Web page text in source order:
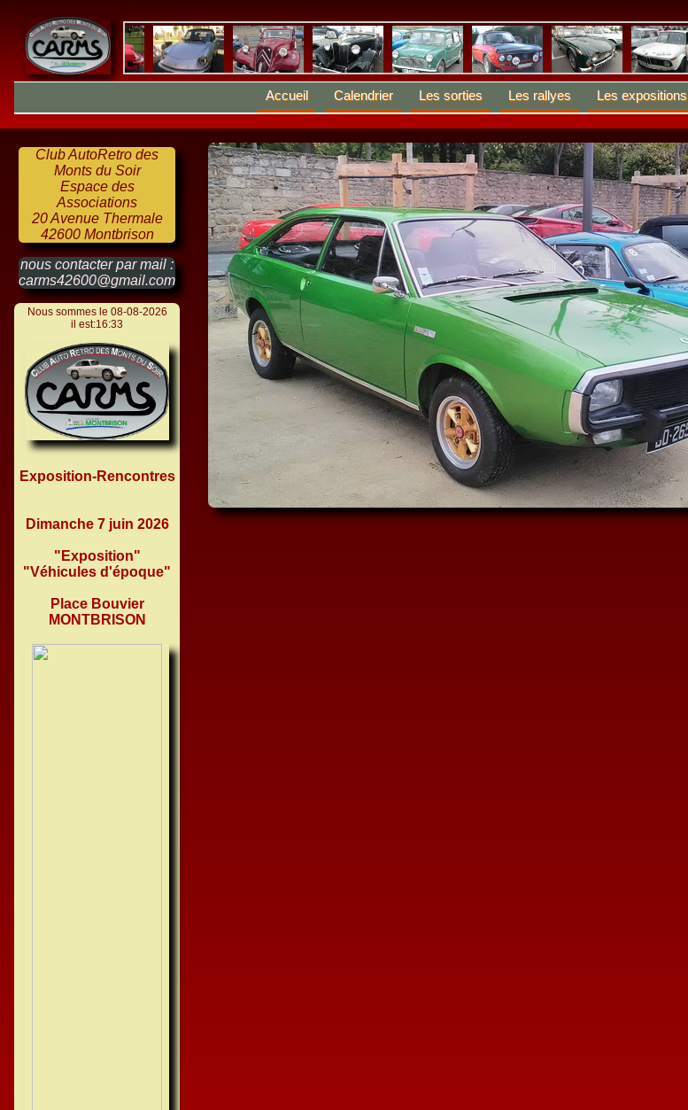
Accueil Calendrier Les sorties Les rallyes Les expositions
Club AutoRetro des
Monts du Soir
Espace des
Associations
20 Avenue Thermale
42600 Montbrison
nous contacter par mail :
carms42600@gmail.com
Nous sommes le 08-08-2026
il est:16:33
Exposition-Rencontres
Dimanche 7 juin 2026
"Exposition"
"Véhicules d'époque"
Place Bouvier
MONTBRISON